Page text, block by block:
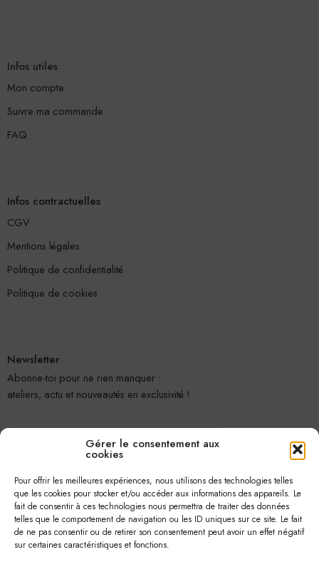
Gérer le consentement aux
cookies
Pour offrir les meilleures expériences, nous utilisons des technologies telles
que les cookies pour stocker et/ou accéder aux informations des appareils. Le
fait de consentir à ces technologies nous permettra de traiter des données
telles que le comportement de navigation ou les ID uniques sur ce site. Le fait
de ne pas consentir ou de retirer son consentement peut avoir un effet négatif
sur certaines caractéristiques et fonctions.
Infos utiles
Mon compte
Suivre ma commande
FAQ
Infos contractuelles
CGV
Mentions légales
Politique de confidentialité
Politique de cookies
Newsletter
Abonne-toi pour ne rien manquer :
ateliers, actu et nouveautés en exclusivité !
Je m'abonne